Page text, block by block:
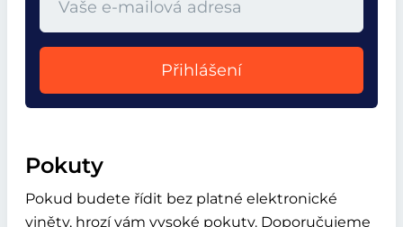
Přihlášení
Pokuty
Pokud budete řídit bez platné elektronické
viněty, hrozí vám vysoké pokuty. Doporučujeme